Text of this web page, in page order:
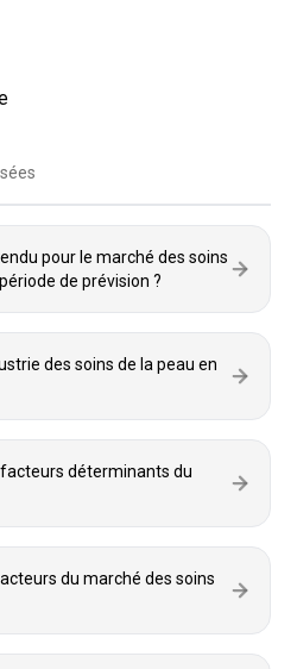
pour le marché des soins
de prévision ?
des soins de la peau en
déterminants du
du marché des soins